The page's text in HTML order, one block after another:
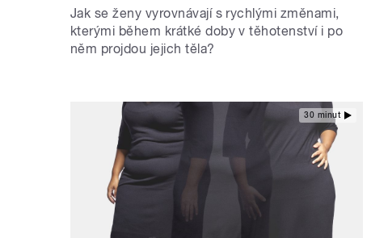
Jak se ženy vyrovnávají s rychlými změnami,
kterými během krátké doby v těhotenství i po
něm projdou jejich těla?
30 minut